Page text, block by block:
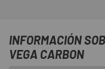
pedaleo más natural,
INFORMACIÓN
VEGA CARBON